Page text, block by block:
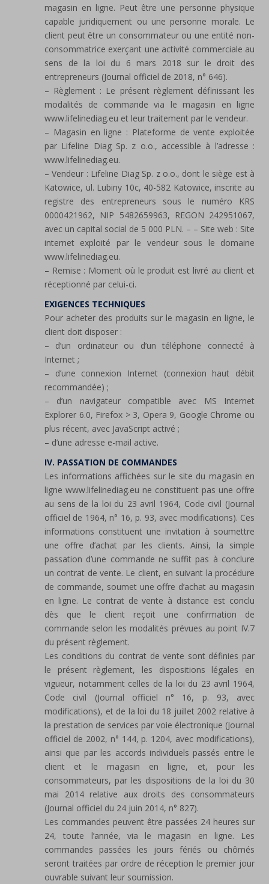
magasin en ligne. Peut être une personne physique
capable juridiquement ou une personne morale. Le
client peut être un consommateur ou une entité non-
consommatrice exerçant une activité commerciale au
sens de la loi du 6 mars 2018 sur le droit des
entrepreneurs (Journal officiel de 2018, n° 646).
– Règlement : Le présent règlement définissant les
modalités de commande via le magasin en ligne
www.lifelinediag.eu et leur traitement par le vendeur.
– Magasin en ligne : Plateforme de vente exploitée
par Lifeline Diag Sp. z o.o., accessible à l’adresse :
www.lifelinediag.eu.
– Vendeur : Lifeline Diag Sp. z o.o., dont le siège est à
Katowice, ul. Lubiny 10c, 40-582 Katowice, inscrite au
registre des entrepreneurs sous le numéro KRS
0000421962, NIP 5482659963, REGON 242951067,
avec un capital social de 5 000 PLN. – – Site web : Site
internet exploité par le vendeur sous le domaine
www.lifelinediag.eu.
– Remise : Moment où le produit est livré au client et
réceptionné par celui-ci.
EXIGENCES TECHNIQUES
Pour acheter des produits sur le magasin en ligne, le
client doit disposer :
– d’un ordinateur ou d’un téléphone connecté à
Internet ;
– d’une connexion Internet (connexion haut débit
recommandée) ;
– d’un navigateur compatible avec MS Internet
Explorer 6.0, Firefox > 3, Opera 9, Google Chrome ou
plus récent, avec JavaScript activé ;
– d’une adresse e-mail active.
IV. PASSATION DE COMMANDES
Les informations affichées sur le site du magasin en
ligne www.lifelinediag.eu ne constituent pas une offre
au sens de la loi du 23 avril 1964, Code civil (Journal
officiel de 1964, n° 16, p. 93, avec modifications). Ces
informations constituent une invitation à soumettre
une offre d’achat par les clients. Ainsi, la simple
passation d’une commande ne suffit pas à conclure
un contrat de vente. Le client, en suivant la procédure
de commande, soumet une offre d’achat au magasin
en ligne. Le contrat de vente à distance est conclu
dès que le client reçoit une confirmation de
commande selon les modalités prévues au point IV.7
du présent règlement.
Les conditions du contrat de vente sont définies par
le présent règlement, les dispositions légales en
vigueur, notamment celles de la loi du 23 avril 1964,
Code civil (Journal officiel n° 16, p. 93, avec
modifications), et de la loi du 18 juillet 2002 relative à
la prestation de services par voie électronique (Journal
officiel de 2002, n° 144, p. 1204, avec modifications),
ainsi que par les accords individuels passés entre le
client et le magasin en ligne, et, pour les
consommateurs, par les dispositions de la loi du 30
mai 2014 relative aux droits des consommateurs
(Journal officiel du 24 juin 2014, n° 827).
Les commandes peuvent être passées 24 heures sur
24, toute l’année, via le magasin en ligne. Les
commandes passées les jours fériés ou chômés
seront traitées par ordre de réception le premier jour
ouvrable suivant leur soumission.